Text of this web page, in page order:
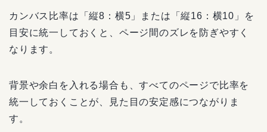
カンバス比率は「縦8：横5」または「縦16：横10」を
目安に統一しておくと、ページ間のズレを防ぎやすく
なります。
背景や余白を入れる場合も、すべてのページで比率を
統一しておくことが、見た目の安定感につながりま
す。